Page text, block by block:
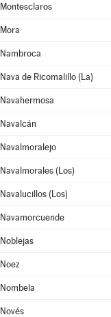
Montesclaros
Mora
Nambroca
Nava de Ricomalillo (La)
Navahermosa
Navalcán
Navalmoralejo
Navalmorales (Los)
Navalucillos (Los)
Navamorcuende
Noblejas
Noez
Nombela
Novés